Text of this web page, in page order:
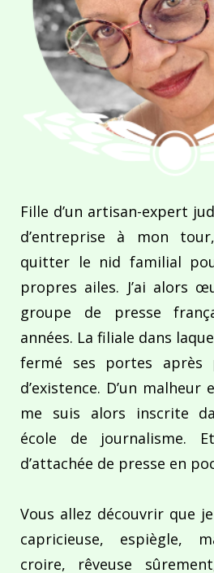
Fille d’un artisan-expert
d’entreprise à mon
quitter le nid familial
propres ailes. J’ai alors
groupe de presse
années. La filiale dans
fermé ses portes après
d’existence. D’un malheur
me suis alors inscrite
école de journalisme.
d’attachée de presse en
Vous allez découvrir que
capricieuse, espiègle,
croire, rêveuse